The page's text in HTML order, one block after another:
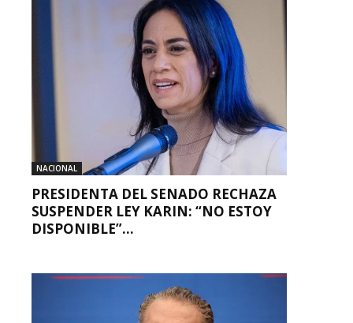
NACIONAL
PRESIDENTA DEL SENADO RECHAZA
SUSPENDER LEY KARIN: “NO ESTOY
DISPONIBLE”...